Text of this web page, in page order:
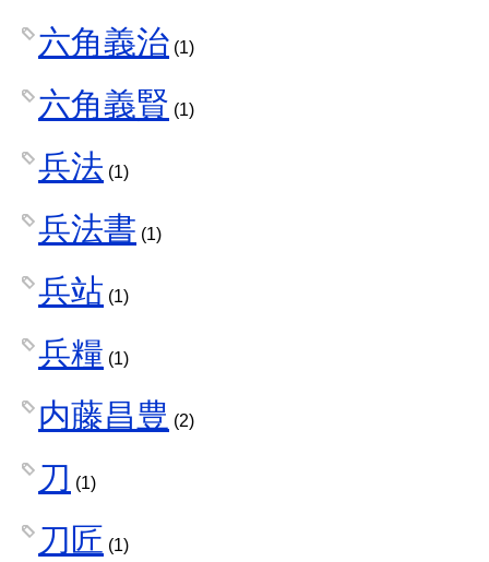
六角義治 (1)
六角義賢 (1)
兵法 (1)
兵法書 (1)
兵站 (1)
兵糧 (1)
内藤昌豊 (2)
刀 (1)
刀匠 (1)